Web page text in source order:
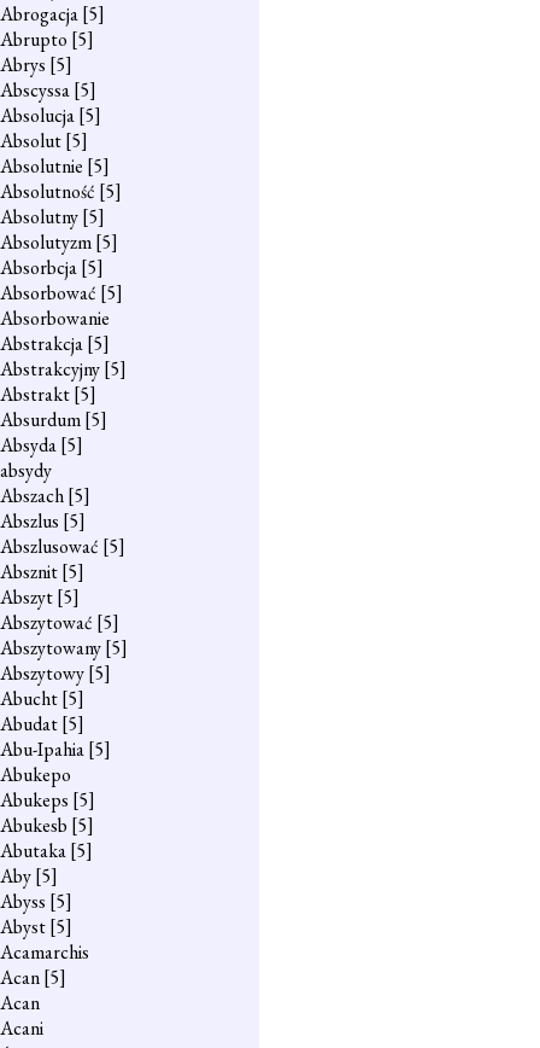
Abrogacja[5]
Abrupto [5]
Abrys [5]
Abscyssa[5]
Absolucja[5]
Absolut[5]
Absolutnie [5]
Absolutność [5]
Absolutny[5]
Absolutyzm[5]
Absorbcja[5]
Absorbować [5]
Absorbowanie
Abstrakcja[5]
Abstrakcyjny[5]
Abstrakt[5]
Absurdum[5]
Absyda[5]
absydy
Abszach[5]
Abszlus [5]
Abszlusować [5]
Absznit[5]
Abszyt[5]
Abszytować [5]
Abszytowany[5]
Abszytowy[5]
Abucht[5]
Abudat[5]
Abu-Ipahia[5]
Abukepo
Abukeps [5]
Abukesb [5]
Abutaka[5]
Aby[5]
Abyss [5]
Abyst[5]
Acamarchis
Acan[5]
Acan
Acani